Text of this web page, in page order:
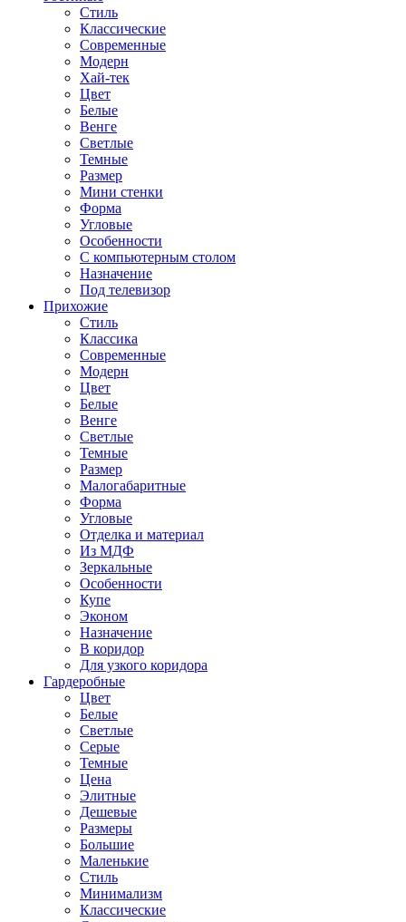
Стиль
Классические
Современные
Модерн
Хай-тек
Цвет
Белые
Венге
Светлые
Темные
Размер
Мини стенки
Форма
Угловые
Особенности
С компьютерным столом
Назначение
Под телевизор
Прихожие
Стиль
Классика
Современные
Модерн
Цвет
Белые
Венге
Светлые
Темные
Размер
Малогабаритные
Форма
Угловые
Отделка и материал
Из МДФ
Зеркальные
Особенности
Купе
Эконом
Назначение
В коридор
Для узкого коридора
Гардеробные
Цвет
Белые
Светлые
Серые
Темные
Цена
Элитные
Дешевые
Размеры
Большие
Маленькие
Стиль
Минимализм
Классические